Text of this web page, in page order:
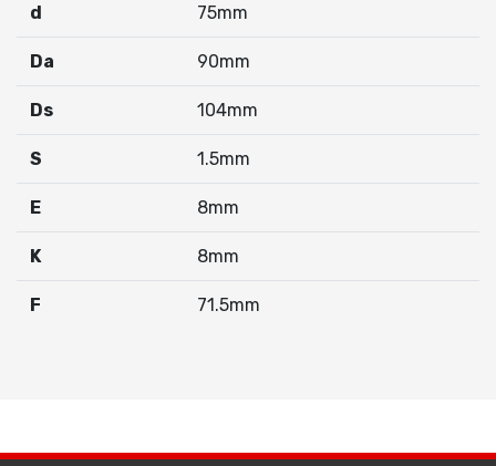
d 75mm
Da 90mm
Ds 104mm
S 1.5mm
E 8mm
K 8mm
F 71.5mm